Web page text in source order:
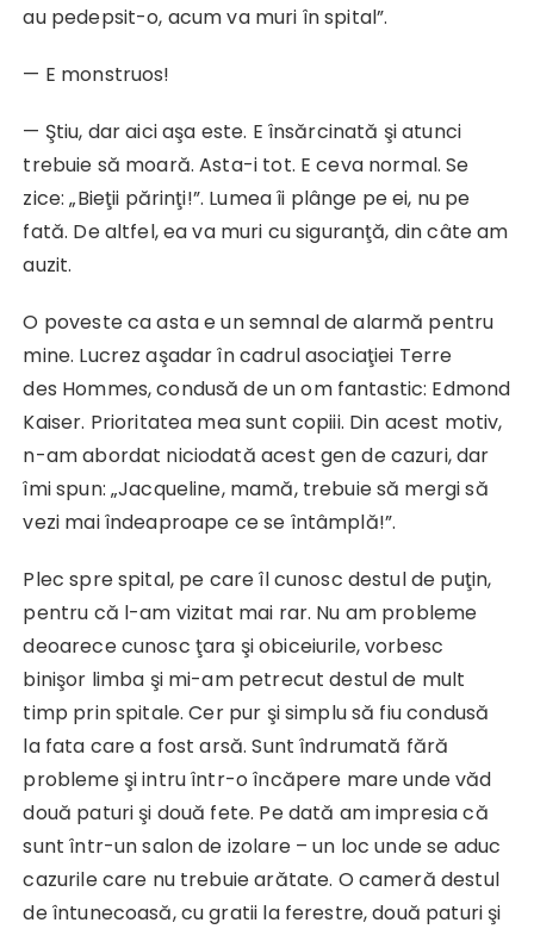
au pedepsit-o, acum va muri în spital”.
— E monstruos!
— Ştiu, dar aici aşa este. E însărcinată şi atunci
trebuie să moară. Asta-i tot. E ceva normal. Se
zice: „Bieţii părinţi!”. Lumea îi plânge pe ei, nu pe
fată. De altfel, ea va muri cu siguranţă, din câte am
auzit.
O poveste ca asta e un semnal de alarmă pentru
mine. Lucrez aşadar în cadrul asociaţiei Terre
des Hommes, condusă de un om fantastic: Edmond
Kaiser. Prioritatea mea sunt copiii. Din acest motiv,
n-am abordat niciodată acest gen de cazuri, dar
îmi spun: „Jacqueline, mamă, trebuie să mergi să
vezi mai îndeaproape ce se întâmplă!”.
Plec spre spital, pe care îl cunosc destul de puţin,
pentru că l-am vizitat mai rar. Nu am probleme
deoarece cunosc ţara şi obiceiurile, vorbesc
binişor limba şi mi-am petrecut destul de mult
timp prin spitale. Cer pur şi simplu să fiu condusă
la fata care a fost arsă. Sunt îndrumată fără
probleme şi intru într-o încăpere mare unde văd
două paturi şi două fete. Pe dată am impresia că
sunt într-un salon de izolare – un loc unde se aduc
cazurile care nu trebuie arătate. O cameră destul
de întunecoasă, cu gratii la ferestre, două paturi şi